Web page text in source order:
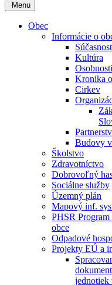
Menu
Obec
Informácie o
Kultúra
Kronika
Cirkev
Budovy
Školstvo
Zdravotníctvo
Dobrovoľný
Sociálne služby
Územný plán
Mapový inf.
PHSR Program
obce
Odpadové
Projekty EÚ a
jednotiek